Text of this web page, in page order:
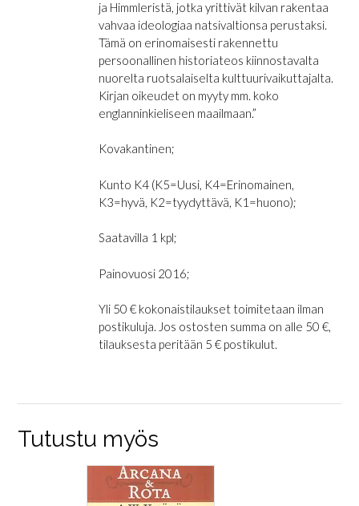
ja Himmleristä, jotka yrittivät kilvan rakentaa
vahvaa ideologiaa natsivaltionsa perustaksi.
Tämä on erinomaisesti rakennettu
persoonallinen historiateos kiinnostavalta
nuorelta ruotsalaiselta kulttuurivaikuttajalta.
Kirjan oikeudet on myyty mm. koko
englanninkieliseen maailmaan.”
Kovakantinen;
Kunto K4 (K5=Uusi, K4=Erinomainen,
K3=hyvä, K2=tyydyttävä, K1=huono);
Saatavilla 1 kpl;
Painovuosi 2016;
Yli 50 € kokonaistilaukset toimitetaan ilman
postikuluja. Jos ostosten summa on alle 50 €,
tilauksesta peritään 5 € postikulut.
Tutustu myös